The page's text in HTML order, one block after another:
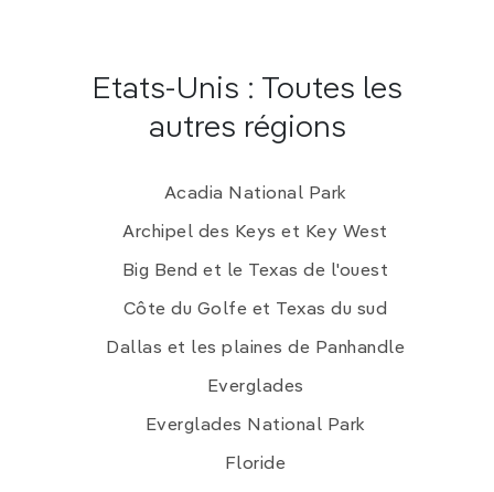
Etats-Unis : Toutes les
autres régions
Acadia National Park
Archipel des Keys et Key West
Big Bend et le Texas de l'ouest
Côte du Golfe et Texas du sud
Dallas et les plaines de Panhandle
Everglades
Everglades National Park
Floride